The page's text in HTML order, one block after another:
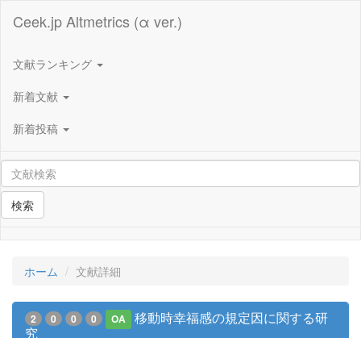
Ceek.jp Altmetrics (α ver.)
文献ランキング
新着文献
新着投稿
検索
ホーム 文献詳細
2 0 0 0 OA
移動時幸福感の規定因に関する研
究